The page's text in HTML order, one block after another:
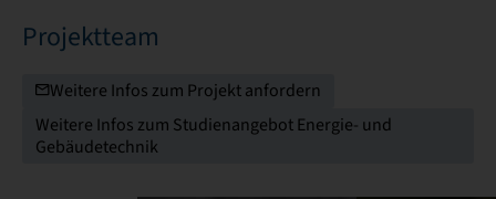
Projektteam
Weitere Infos zum Projekt anfordern
Weitere Infos zum Studienangebot Energie- und
Gebäudetechnik